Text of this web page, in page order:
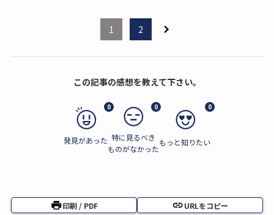
1 2
この記事の感想を教えて下さい。
0
発見があった
0
特に見るべき
ものがなかった
0
もっと知りたい
印刷 / PDF URLをコピー